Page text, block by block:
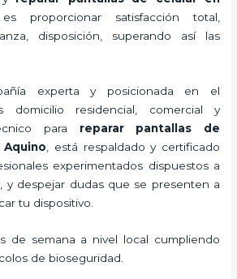
proporcionar satisfacción total,
disposición, superando así las
experta y posicionada en el
domicilio residencial, comercial y
para reparar
pantallas de
Aquino , está respaldado y certificado
experimentados dispuestos a
y despejar dudas que se presenten a
tu dispositivo.
de semana a nivel local cumpliendo
de bioseguridad.